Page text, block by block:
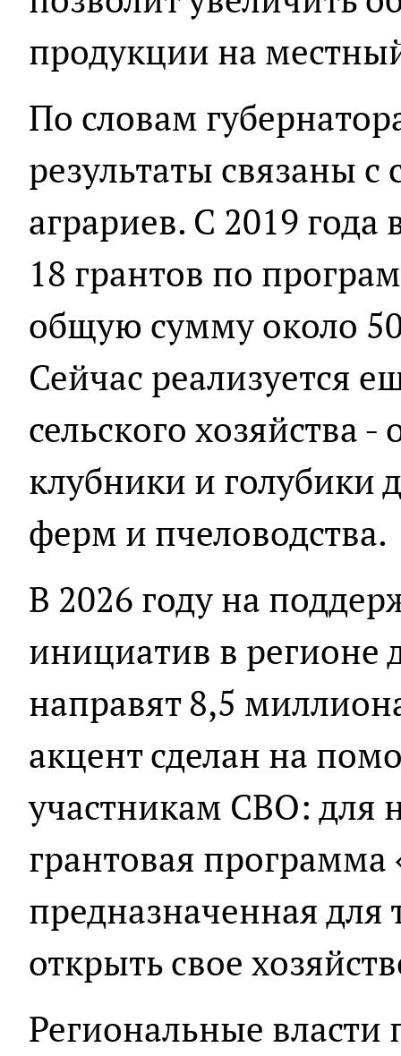
продукции на
По словам
результаты связаны
аграриев. С 2019
18 грантов по
общую сумму около
Сейчас реализуется
сельского хозяйства
клубники и голубики
ферм и пчеловодства.
В 2026 году на
инициатив в регионе
направят 8,5
акцент сделан на
участникам СВО: для
грантовая программа
предназначенная для
открыть свое
Региональные власти